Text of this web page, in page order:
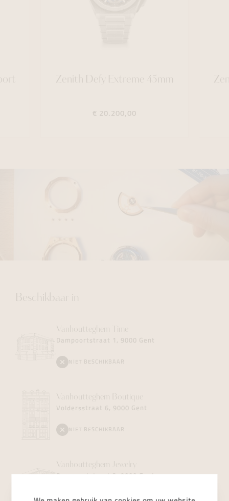
Zenith Defy Extreme 45mm
€ 20.200,00
Beschikbaar in
Vanhoutteghem Time
Dampoortstraat 1, 9000 Gent
NIET BESCHIKBAAR
Vanhoutteghem Boutique
Voldersstraat 6, 9000 Gent
NIET BESCHIKBAAR
Vanhoutteghem Jewelry
Dampoortstraat 2, 9000 Gent
NIET BESCHIKBAAR